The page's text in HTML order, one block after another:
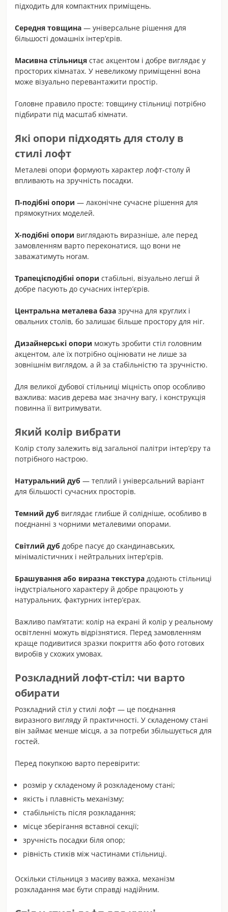
підходить для компактних приміщень.
Середня товщина — універсальне рішення для
більшості домашніх інтер’єрів.
Масивна стільниця стає акцентом і добре виглядає у
просторих кімнатах. У невеликому приміщенні вона
може візуально перевантажити простір.
Головне правило просте: товщину стільниці потрібно
підбирати під масштаб кімнати.
Які опори підходять для столу в
стилі лофт
Металеві опори формують характер лофт-столу й
впливають на зручність посадки.
П-подібні опори — лаконічне сучасне рішення для
прямокутних моделей.
Х-подібні опори виглядають виразніше, але перед
замовленням варто переконатися, що вони не
заважатимуть ногам.
Трапецієподібні опори стабільні, візуально легші й
добре пасують до сучасних інтер’єрів.
Центральна металева база зручна для круглих і
овальних столів, бо залишає більше простору для ніг.
Дизайнерські опори можуть зробити стіл головним
акцентом, але їх потрібно оцінювати не лише за
зовнішнім виглядом, а й за стабільністю та зручністю.
Для великої дубової стільниці міцність опор особливо
важлива: масив дерева має значну вагу, і конструкція
повинна її витримувати.
Який колір вибрати
Колір столу залежить від загальної палітри інтер’єру та
потрібного настрою.
Натуральний дуб — теплий і універсальний варіант
для більшості сучасних просторів.
Темний дуб виглядає глибше й солідніше, особливо в
поєднанні з чорними металевими опорами.
Світлий дуб добре пасує до скандинавських,
мінімалістичних і нейтральних інтер’єрів.
Брашування або виразна текстура додають стільниці
індустріального характеру й добре працюють у
натуральних, фактурних інтер’єрах.
Важливо пам’ятати: колір на екрані й колір у реальному
освітленні можуть відрізнятися. Перед замовленням
краще подивитися зразки покриття або фото готових
виробів у схожих умовах.
Розкладний лофт-стіл: чи варто
обирати
Розкладний стіл у стилі лофт — це поєднання
виразного вигляду й практичності. У складеному стані
він займає менше місця, а за потреби збільшується для
гостей.
Перед покупкою варто перевірити:
розмір у складеному й розкладеному стані;
якість і плавність механізму;
стабільність після розкладання;
місце зберігання вставної секції;
зручність посадки біля опор;
рівність стиків між частинами стільниці.
Оскільки стільниця з масиву важка, механізм
розкладання має бути справді надійним.